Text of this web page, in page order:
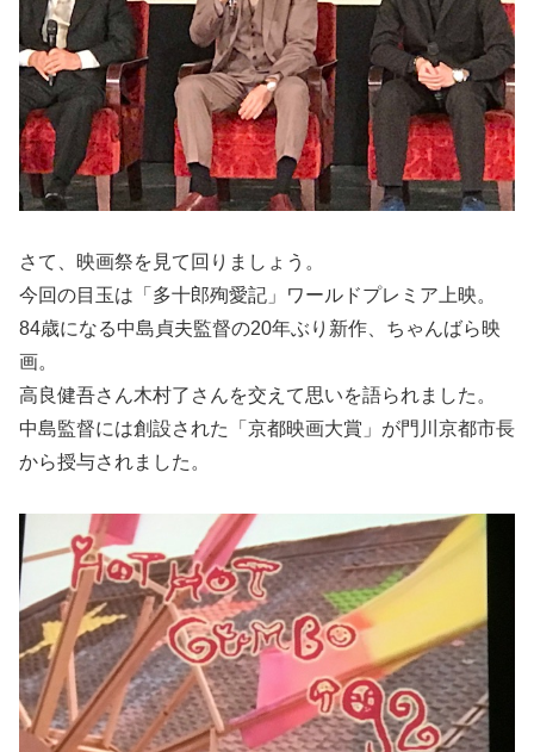
さて、映画祭を見て回りましょう。
今回の目玉は「多十郎殉愛記」ワールドプレミア上映。
84歳になる中島貞夫監督の20年ぶり新作、ちゃんばら映
画。
⾼良健吾さん⽊村了さんを交えて思いを語られました。
中島監督には創設された「京都映画大賞」が門川京都市長
から授与されました。